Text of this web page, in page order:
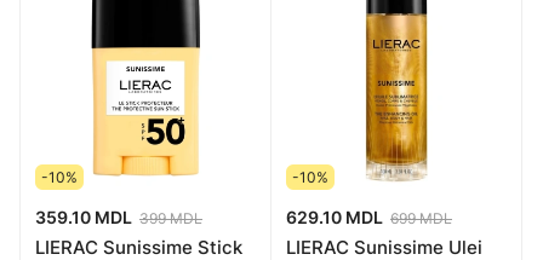
-10%
359.10 MDL 399 MDL
LIERAC Sunissime Stick
-10%
629.10 MDL 699 MDL
LIERAC Sunissime Ulei